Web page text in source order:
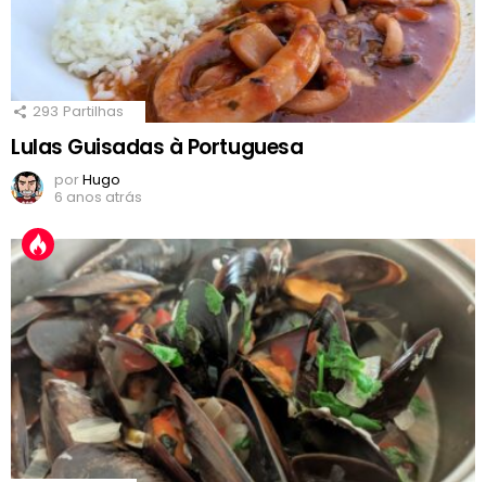
293 Partilhas
Lulas Guisadas à Portuguesa
porHugo
6 anos atrás